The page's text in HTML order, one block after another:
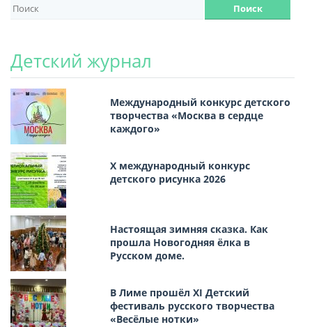
Детский журнал
Международный конкурс детского
творчества «Москва в сердце
каждого»
Х международный конкурс
детского рисунка 2026
Настоящая зимняя сказка. Как
прошла Новогодняя ёлка в
Русском доме.
В Лиме прошёл XI Детский
фестиваль русского творчества
«Весёлые нотки»